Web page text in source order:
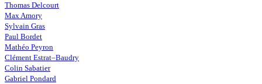
Thomas Delcourt
Max Amory
Sylvain Gras
Paul Bordet
Mathéo Peyron
Clément Estrat–Baudry
Colin Sabatier
Gabriel Pondard